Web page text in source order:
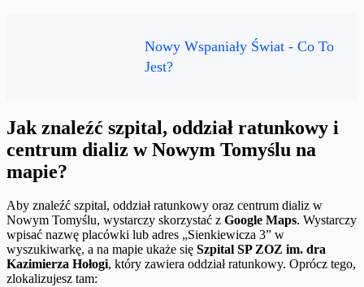
Nowy Wspaniały Świat - Co To
Jest?
Jak znaleźć szpital, oddział ratunkowy i
centrum dializ w Nowym Tomyślu na
mapie?
Aby znaleźć szpital, oddział ratunkowy oraz centrum dializ w
Nowym Tomyślu, wystarczy skorzystać z Google Maps. Wystarczy
wpisać nazwę placówki lub adres „Sienkiewicza 3” w
wyszukiwarkę, a na mapie ukaże się Szpital SP ZOZ im. dra
Kazimierza Hołogi, który zawiera oddział ratunkowy. Oprócz tego,
zlokalizujesz tam: